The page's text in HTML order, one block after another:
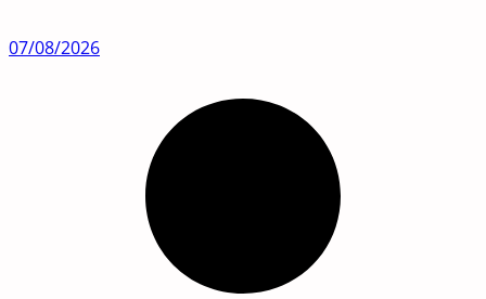
07/08/2026